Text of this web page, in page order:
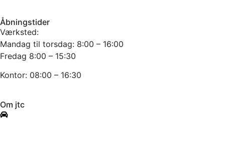
Åbningstider
Værksted:
Mandag til torsdag: 8:00 – 16:00
Fredag 8:00 – 15:30
Kontor: 08:00 – 16:30
Om jtc